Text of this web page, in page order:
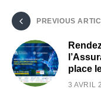
PREVIOUS
place
3 AVRIL